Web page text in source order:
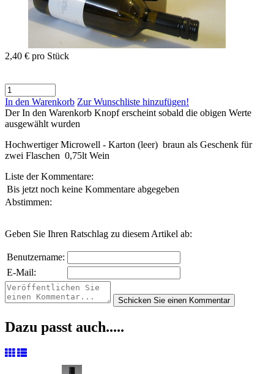
2,40 € pro Stück
In den Warenkorb Zur Wunschliste hinzufügen!
Der In den Warenkorb Knopf erscheint sobald die obigen Werte
ausgewählt wurden
Hochwertiger Microwell - Karton (leer) braun als Geschenk für
zwei Flaschen 0,75lt Wein
Liste der Kommentare:
Bis jetzt noch keine Kommentare abgegeben
Abstimmen:
Geben Sie Ihren Ratschlag zu diesem Artikel ab:
Benutzername:
E-Mail:
Dazu passt auch.....